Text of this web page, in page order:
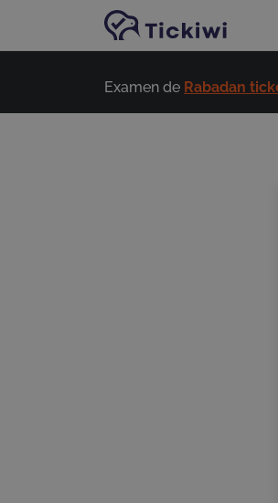
Passer au contenu principal
Examen de Rabadan